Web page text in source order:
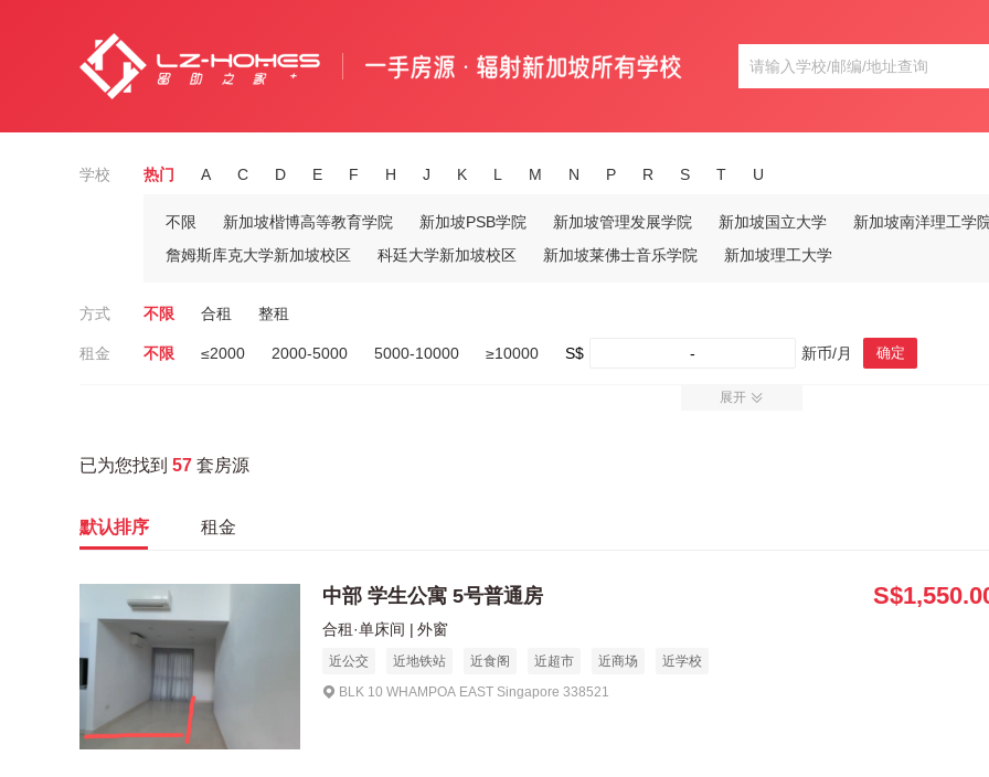
学校 热门 A C D E F H J K L M N P R S T U
不限 新加坡楷博高等教育学院 新加坡PSB学院 新加坡管理发展学院 新加坡国立大学 新加坡南洋理工学
詹姆斯库克大学新加坡校区
科廷大学新加坡校区 新加坡莱佛士音乐学院 新加坡理工大学
方式 不限 合租 整租
租金 不限 ≤2000 2000-5000 5000-10000 ≥10000 S$ - 新币/月 确定
展开
已为您找到 57 套房源
默认排序 租金
中部 学生公寓 5号普通房
合租·单床间 外窗
近公交 近地铁站 近食阁 近超市 近商场
近学校
BLK 10 WHAMPOA EAST Singapore 338521